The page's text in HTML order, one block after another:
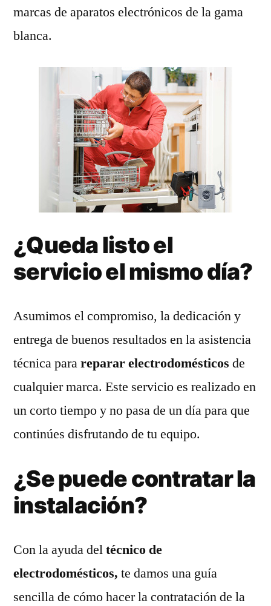
marcas de aparatos electrónicos de la gama
blanca.
¿Queda listo el
servicio el mismo día?
Asumimos el compromiso, la dedicación y
entrega de buenos resultados en la asistencia
técnica parareparar electrodomésticos de
cualquier marca. Este servicio es realizado en
un corto tiempo y no pasa de un día para que
continúes disfrutando de tu equipo.
¿Se puede contratar la
instalación?
Con la ayuda deltécnico de
electrodomésticos, te damos una guía
sencilla de cómo hacer la contratación de la